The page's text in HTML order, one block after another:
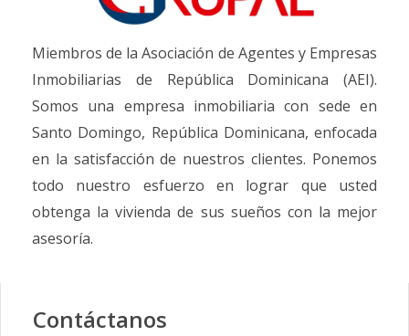
Miembros de la Asociación de Agentes y Empresas
Inmobiliarias de República Dominicana (AEI).
Somos una empresa inmobiliaria con sede en
Santo Domingo, República Dominicana, enfocada
en la satisfacción de nuestros clientes. Ponemos
todo nuestro esfuerzo en lograr que usted
obtenga la vivienda de sus sueños con la mejor
asesoría.
Contáctanos